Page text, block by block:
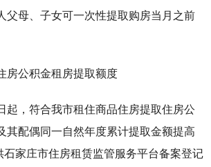
父母、子女可一次性提取购房当月之前
房公积金租房提取额度
起，符合我市租住商品住房提取住房公
其配偶同一自然年度累计提取金额提高
石家庄市住房租赁监管服务平台备案登记